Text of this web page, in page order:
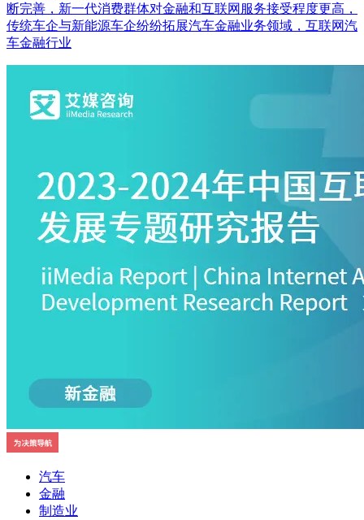
断完善，新一代消费群体对金融和互联网服务接受程度更高，
传统车企与新能源车企纷纷拓展汽车金融业务领域，互联网汽
车金融行业
汽车
金融
制造业